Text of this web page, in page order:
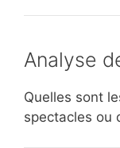
Analyse
Quelles sont
spectacles ou